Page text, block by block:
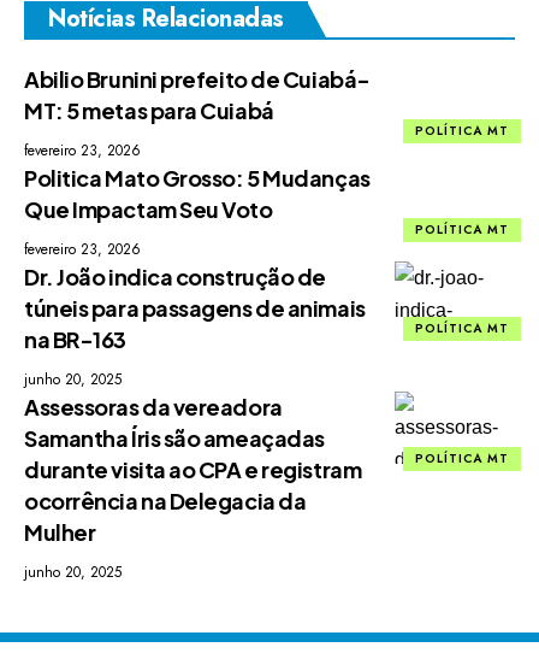
Notícias Relacionadas
POLÍTICA MT
Abilio Brunini prefeito de Cuiabá-
MT: 5 metas para Cuiabá
fevereiro 23, 2026
POLÍTICA MT
Politica Mato Grosso: 5 Mudanças
Que Impactam Seu Voto
fevereiro 23, 2026
POLÍTICA MT
Dr. João indica construção de
túneis para passagens de animais
na BR-163
junho 20, 2025
POLÍTICA MT
Assessoras da vereadora
Samantha Íris são ameaçadas
durante visita ao CPA e registram
ocorrência na Delegacia da
Mulher
junho 20, 2025